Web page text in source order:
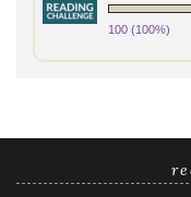
100 (100%)